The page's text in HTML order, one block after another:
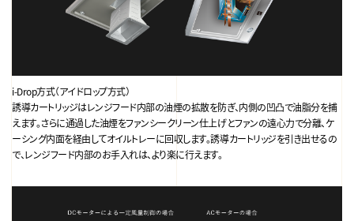
i-Drop方式（アイドロップ方式）
誘導カートリッジはレンジフード内部の油煙の拡散を防ぎ、内側の凹凸で油脂分を捕
えます。さらに通過した油煙をファンシークリーン仕上げとファンの遠心力で分離、ケ
ーシング内面を経由してオイルトレーに回収します。誘導カートリッジを引き出せるの
で、レンジフード内部のお手入れは、より楽に行えます。